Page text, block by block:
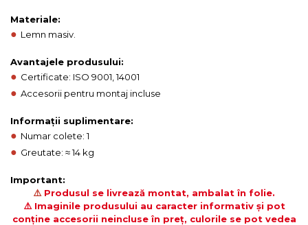
Materiale:
● Lemn masiv.
Avantajele produsului:
● Certificate: ISO 9001, 14001
● Accesorii pentru montaj incluse
Informații suplimentare:
● Numar colete: 1
● Greutate: ≈ 14 kg
Important:
⚠️ Produsul se livrează montat, ambalat în folie.
⚠️ Imaginile produsului au caracter informativ și pot
conține accesorii neincluse în preț, culorile se pot vedea